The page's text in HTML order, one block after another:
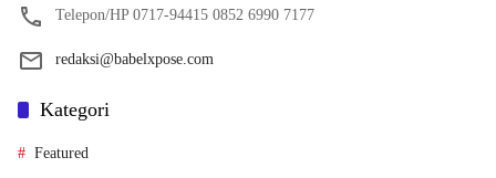
Telepon/HP 0717-94415 0852 6990 7177
redaksi@babelxpose.com
Kategori
Featured